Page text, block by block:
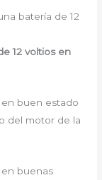
batería de 12
12 voltios en
en buen estado
del motor de la
buenas